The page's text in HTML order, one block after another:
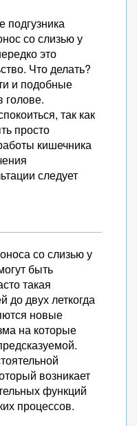
подгузника
со слизью у
это
Что делать?
и подобные
голове.
так как
просто
кишечника
следует
со слизью у
быть
такая
до двух леткогда
новые
на которые
возникает
функций
процессов.